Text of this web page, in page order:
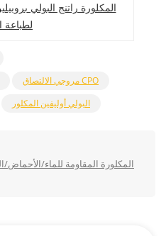
المكلورة راتنج البولي
لطباعة
مروجي الالتصاق CPO
البولي أوليفين المكلور